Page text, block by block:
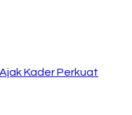
Kader Perkuat